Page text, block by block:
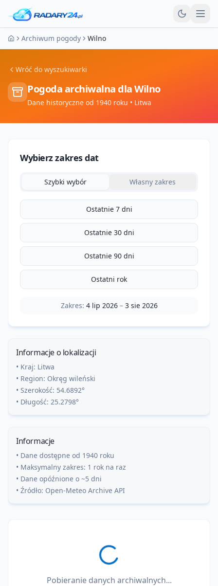
Strona główna
Archiwum pogody Wilno
Wróć do wyszukiwarki
Pogoda archiwalna dlaWilno
Dane historyczne od 1940 roku • Litwa
Wybierz zakres dat
Szybki wybór Własny zakres
Ostatnie 7 dni
Ostatnie 30 dni
Ostatnie 90 dni
Ostatni rok
Zakres: 4 lip 2026– 3 sie 2026
Informacje o lokalizacji
• Kraj: Litwa
• Region: Okręg wileński
• Szerokość: 54.6892°
• Długość: 25.2798°
Informacje
• Dane dostępne od 1940 roku
• Maksymalny zakres: 1 rok na raz
• Dane opóźnione o ~5 dni
• Źródło: Open-Meteo Archive API
Pobieranie danych archiwalnych...